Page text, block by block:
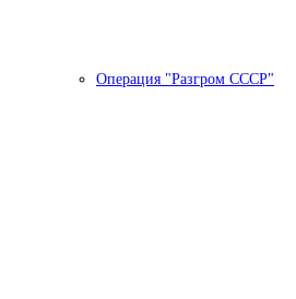
Операция "Разгром СССР"